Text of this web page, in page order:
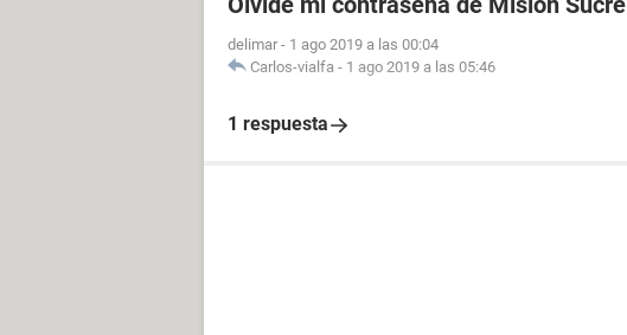
delimar - 1 ago 2019 a las 00:04
Carlos-vialfa - 1 ago 2019 a las 05:46
1 respuesta